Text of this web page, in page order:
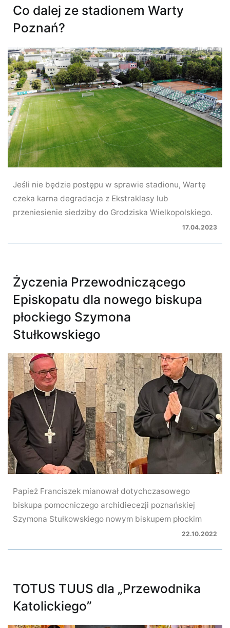
Co dalej ze stadionem Warty
Poznań?
Jeśli nie będzie postępu w sprawie stadionu, Wartę
czeka karna degradacja z Ekstraklasy lub
przeniesienie siedziby do Grodziska Wielkopolskiego.
17.04.2023
Życzenia Przewodniczącego
Episkopatu dla nowego biskupa
płockiego Szymona
Stułkowskiego
Papież Franciszek mianował dotychczasowego
biskupa pomocniczego archidiecezji poznańskiej
Szymona Stułkowskiego nowym biskupem płockim
22.10.2022
TOTUS TUUS dla „Przewodnika
Katolickiego”